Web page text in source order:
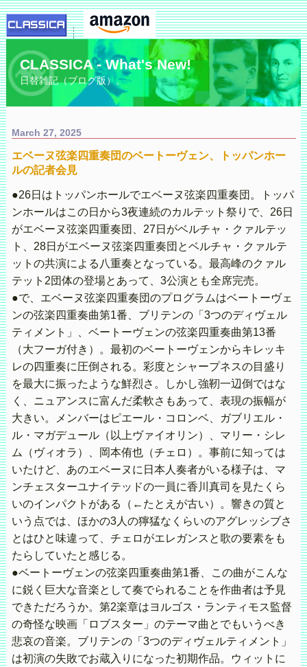
CLASSICA - What's New!
日替雑記（ブログ版）。
March 27, 2025
エベーヌ弦楽四重奏団のベートーヴェン、トッパンホー
ルの記者会見
●26日はトッパンホールでエベーヌ弦楽四重奏団。トッパ
ンホールはこの日から3夜連続のカルテット祭りで、26日
がエベーヌ弦楽四重奏団、27日がベルチャ・クァルテッ
ト、28日がエベーヌ弦楽四重奏団とベルチャ・クァルテ
ットの共演による八重奏となっている。最高峰のクァル
テット2団体の登場とあって、3公演とも全席完売。
●で、エベーヌ弦楽四重奏団のプログラムはベートーヴェ
ンの弦楽四重奏曲第1番、ブリテンの「3つのディヴェル
ティメント」、ベートーヴェンの弦楽四重奏曲第13番
（大フーガ付き）。最初のベートーヴェンからキレッキ
レの四重奏に圧倒される。彩度とシャープネスの目盛り
を最大に振ったような鮮烈さ。しかし強靭一辺倒ではな
く、ニュアンスに富んだ柔軟さもあって、表現の振幅が
大きい。メンバーはピエール・コロンベ、ガブリエル・
ル・マガデュール（以上ヴァイオリン）、マリー・シレ
ム（ヴィオラ）、岡本侑也（チェロ）。事前に知っては
いたけど、あのエベーヌに日本人奏者がいる様子は、マ
ンチェスターユナイテッドの一員に香川真司を見たくら
いのインパクトがある（←たとえが古い）。響きの質と
いう点では、ほかの3人の獰猛なくらいのアグレッシブさ
とはひと味違って、チェロがエレガンスと歌の要素をも
たらしていたと感じる。
●ベートーヴェンの弦楽四重奏曲第1番、この曲がこんな
に鋭く巨大な音楽として奏でられることを作曲者は予見
できただろうか。第2楽章はヨルゴス・ランティモス監督
の奇怪な映画「ロブスター」のテーマ曲とでもいうべき
悲哀の音楽。ブリテンの「3つのディヴェルティメント」
は初演の失敗でお蔵入りになった初期作品。ウィットに